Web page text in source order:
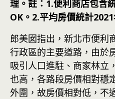
理。註：1.便利商店包含
OK。2.平均房價統計2021
郎美囡指出，新北市便利
行政區的主要道路，由於
吸引人口進駐、商家林立
也高，各路段房價相對穩
外圍，故房價相對低，不